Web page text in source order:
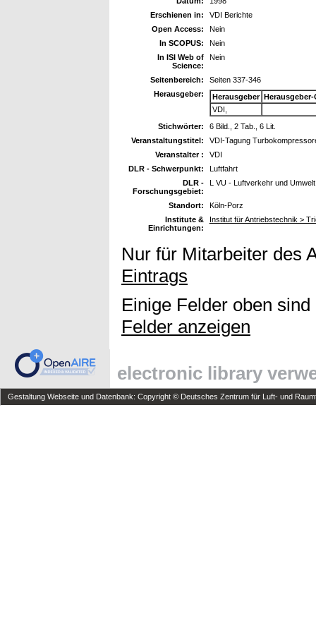
Erschienen in:
VDI Berichte
Open Access:
Nein
In SCOPUS:
Nein
In ISI Web of
Science:
Nein
Seitenbereich:
Seiten 337-346
Herausgeber:
Herausgeber Herausgeber-
VDI,
Stichwörter:
6 Bild., 2 Tab., 6 Lit.
Veranstaltungstitel:
VDI-Tagung
Veranstalter :
VDI
DLR - Schwerpunkt:
Luftfahrt
DLR -
Forschungsgebiet:
L VU - Luftverkehr und Umwelt
Standort:
Köln-Porz
Institute &
Einrichtungen:
Institut für Antriebstechnik >
Nur für Mitarbeiter des
Eintrags
Einige Felder oben
Felder anzeigen
electronic library
Gestaltung Webseite und Datenbank: Copyright © Deutsches Zentrum für Luft- und